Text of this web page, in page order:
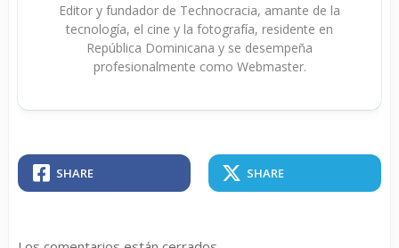
Editor y fundador de Technocracia, amante de la
tecnología, el cine y la fotografía, residente en
República Dominicana y se desempeña
profesionalmente como Webmaster.
SHARE SHARE